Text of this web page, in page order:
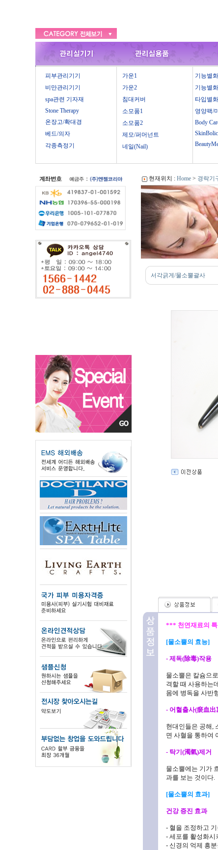
피부관리기기
비만관리기기
spa관련 기자재
Stone Therapy
온장고/확대경
베드/의자
각종측정기
가운1
가운2
침대커버
소모품1
소모품2
제모/퍼머넌트
네일(Nail)
기능별
기능별
타입별
영양팩/
Body
SkinBolic
현재위치 : Home> 경락기
서각긁게/물소뿔괄사
*** 천연재료의 특
[물소뿔의 효능]
- 제독(除毒)작용
물소뿔은 칼슘으
격할 때 사용하는
몸에 병독을 사반
- 어혈출사(瘀血出
현대인들은 공해,
면 사혈을 통하여
- 탁기(濁氣)제거
물소뿔에는 기가
과를 보는 것이다.
[물소뿔의 효과]
건강 증진 효과
- 혈을 조정하고
- 세포를 활성화시
- 신경의 억제 흥